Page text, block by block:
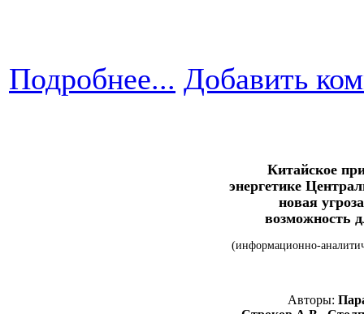
Подробнее... Добавить
Китайское
энергетике
новая
возможность
(информационно-
Авторы: